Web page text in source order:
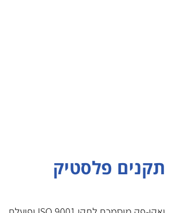
תקנים פלסטיק